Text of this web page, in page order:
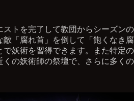
ストを完了して教団からシーズンの
「腐れ首」を倒して「飽くなき腐
で妖術を習得できます。また特定の
くの妖術師の祭壇で、さらに多くの